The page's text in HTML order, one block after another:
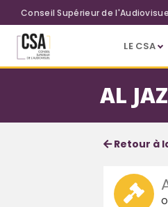
Aller au contenu principal
Conseil Supérieur de
LE CSA
AL
Fiche
Retour à